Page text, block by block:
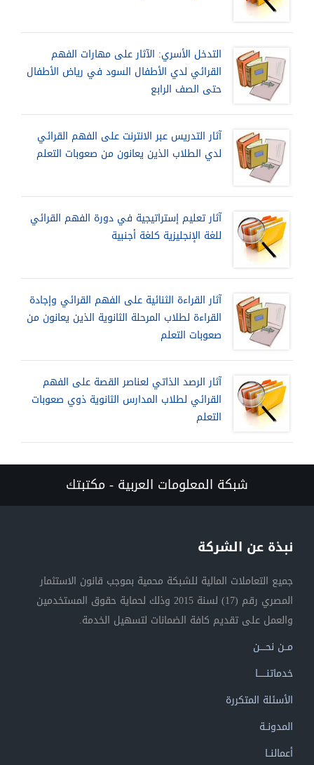
التدخل الأسري: الآثار على مهارات الفهم
القرائي لدي الأطفال السود في رياض الأطفال
حتى الصف الرابع
آثار التدريس عبر الانترنت على الفهم القرائي
لدي الطلاب الذين يعانون من صعوبات التعلم
آثار تعليم إستراتيجية في دورة الفهم القرائي
للغة الإنجليزية كلغة أجنبية
آثار القراءة الثنائية على الفهم القرائي وإجادة
القراءة لطلاب المرحلة الثانوية الذين يعانون من
صعوبات التعلم
آثار الرصد الذاتي لعناصر القصة على الفهم
القرائي لطلاب المدارس الثانوية ذوي صعوبات
التعلم
شبكة المعلومات العربية - مكتبتك
نبذة عن الشركة
جميع التعاملات المالية للشبكة محمية بموجب قانون الاستثمار
المصري رقم (17) لسنة 2015 وذلك لحماية حقوق المستخدمين
والعمل على تقديم كافة الضمانات لتسهيل الخدمة.
مــن نحــــن
خدماتنــــــا
الأسئلة المتكررة
المدونــة
أعمالنــا